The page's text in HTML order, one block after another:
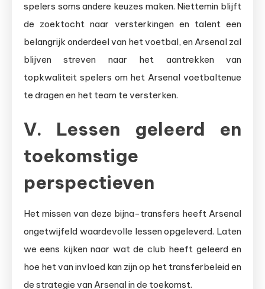
spelers soms andere keuzes maken. Niettemin blijft
de zoektocht naar versterkingen en talent een
belangrijk onderdeel van het voetbal, en Arsenal zal
blijven streven naar het aantrekken van
topkwaliteit spelers om het Arsenal voetbaltenue
te dragen en het team te versterken.
V. Lessen geleerd en
toekomstige
perspectieven
Het missen van deze bijna-transfers heeft Arsenal
ongetwijfeld waardevolle lessen opgeleverd. Laten
we eens kijken naar wat de club heeft geleerd en
hoe het van invloed kan zijn op het transferbeleid en
de strategie van Arsenal in de toekomst.